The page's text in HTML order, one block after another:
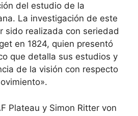
del estudio de la
La investigación de este
sido realizada con seriedad
en 1824, quien presentó
que detalla sus estudios y
de la visión con respecto
Plateau y Simon Ritter von